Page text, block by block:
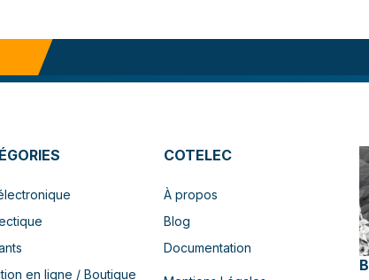
en ligne / Boutique
COTELEC
À propos
Blog
Documentation